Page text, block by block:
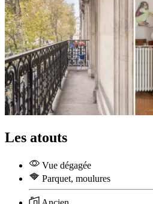
Les atouts
Vue dégagée
Parquet, moulures